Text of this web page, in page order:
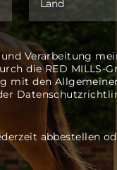
Burlo
Ahrens
Tangstedt,
Verarbeitung
die RED MILLS-
mit den
abbestellen